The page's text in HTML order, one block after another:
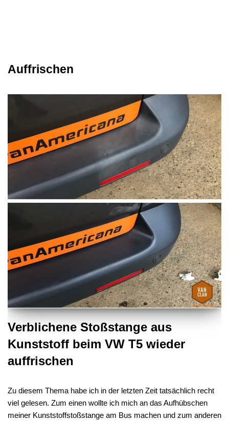
Auffrischen
Verblichene Stoßstange aus
Kunststoff beim VW T5 wieder
auffrischen
Zu diesem Thema habe ich in der letzten Zeit tatsächlich recht
viel gelesen. Zum einen wollte ich mich an das Aufhübschen
meiner Kunststoffstoßstange am Bus machen und zum anderen